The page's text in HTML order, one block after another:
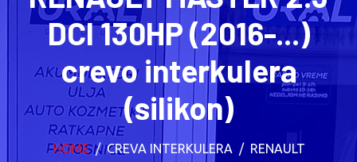
DCI 130HP (2016-...)
crevo interkulera
(silikon)
HOME CREVA INTERKULERA RENAULT